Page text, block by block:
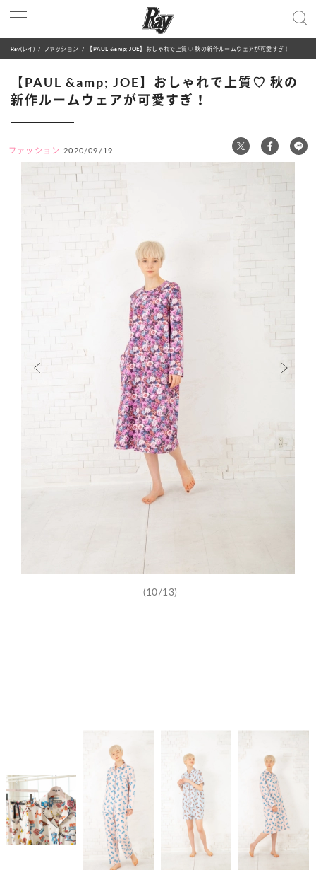
Ray(レイ) ファッション 【PAUL &amp; JOE】おしゃれで上質♡ 秋の新作ルームウェアが可愛すぎ！
【PAUL &amp; JOE】おしゃれで上質♡ 秋の
新作ルームウェアが可愛すぎ！
ファッション 2020/09/19
(10/13)